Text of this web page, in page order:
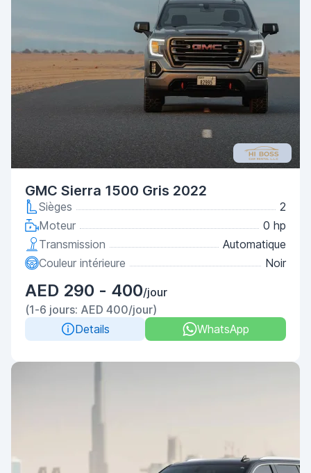
GMC Sierra 1500 Gris 2022
Sièges
2
Moteur
0 hp
Transmission
Automatique
Couleur intérieure
Noir
AED 290 - 400/jour
(1-6 jours: AED 400/jour)
Details
WhatsApp